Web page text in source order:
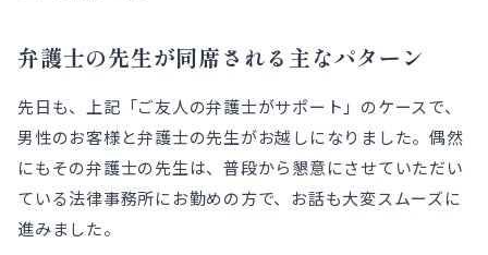
弁護士の先生が同席される主なパターン
先日も、上記「ご友人の弁護士がサポート」のケースで、
男性のお客様と弁護士の先生がお越しになりました。偶然
にもその弁護士の先生は、普段から懇意にさせていただい
ている法律事務所にお勤めの方で、お話も大変スムーズに
進みました。